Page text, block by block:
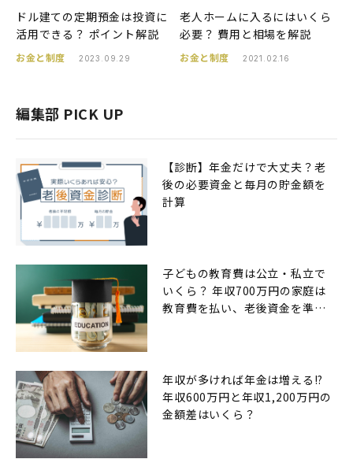
ドル建ての定期預金は投資に
活用できる？ ポイント解説
お金と制度 2023.09.29
老人ホームに入るにはいくら
必要？ 費用と相場を解説
お金と制度 2021.02.16
編集部 PICK UP
【診断】年金だけで大丈夫？老
後の必要資金と毎月の貯金額を
計算
子どもの教育費は公立・私立で
いくら？ 年収700万円の家庭は
教育費を払い、老後資金を準備
年収が多ければ年金は増える!?
年収600万円と年収1,200万円の
金額差はいくら？